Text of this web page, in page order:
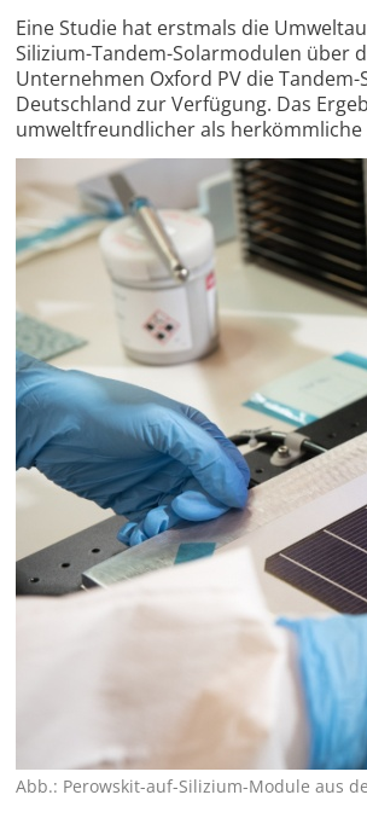
Eine Studie hat erstmals die
Silizium-Tandem-Solarmodulen über
Unternehmen Oxford PV die
Deutschland zur Verfügung. Das
umwelt­freundlicher als
Abb.: Perowskit-auf-Silizium-Module aus